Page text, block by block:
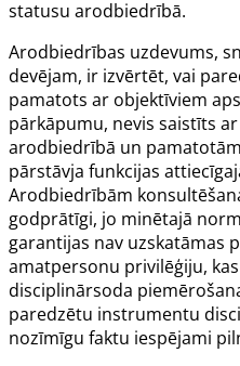
statusu arodbiedrībā.
Arodbiedrības uzdevums,
devējam, ir izvērtēt, vai
pamatots ar objektīviem
pārkāpumu, nevis saistīts
arodbiedrībā un
pārstāvja funkcijas
Arodbiedrībām
godprātīgi, jo minētajā
garantijas nav uzskatāmas
amatpersonu privilēģiju,
disciplinārsoda
paredzētu instrumentu
nozīmīgu faktu iespējami